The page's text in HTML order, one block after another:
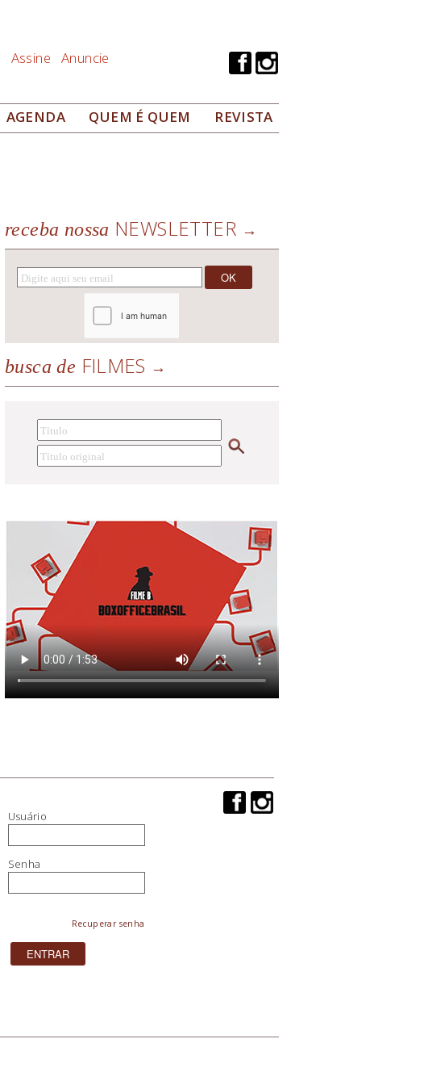
Assine Anuncie
AGENDA QUEM É QUEM REVISTA
receba nossa NEWSLETTER
busca de FILMES
Usuário
Senha
Recuperar senha